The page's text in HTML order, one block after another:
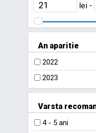
lei -
An aparitie
2022
2023
Varsta
4 - 5 ani